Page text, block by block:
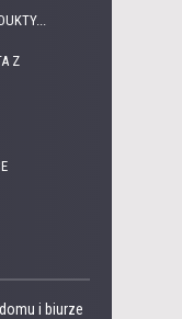
Z
i biurze